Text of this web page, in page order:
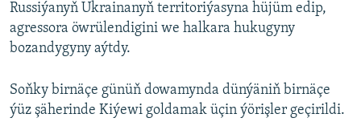
Russiýanyň Ukrainanyň territoriýasyna hüjüm edip,
agressora öwrülendigini we halkara hukugyny
bozandygyny aýtdy.
Soňky birnäçe günüň dowamynda dünýäniň birnäçe
ýüz şäherinde Kiýewi goldamak üçin ýörişler geçirildi.